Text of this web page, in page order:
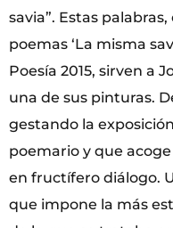
savia”. Estas
poemas ‘La misma
Poesía 2015, sirven a
una de sus pinturas.
gestando la
poemario y que
en fructífero diálogo.
que impone la más